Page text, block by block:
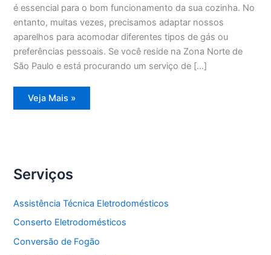
é essencial para o bom funcionamento da sua cozinha. No
entanto, muitas vezes, precisamos adaptar nossos
aparelhos para acomodar diferentes tipos de gás ou
preferências pessoais. Se você reside na Zona Norte de
São Paulo e está procurando um serviço de […]
Conversão
de
Veja Mais »
Serviços
Assistência Técnica Eletrodomésticos
Conserto Eletrodomésticos
Conversão de Fogão